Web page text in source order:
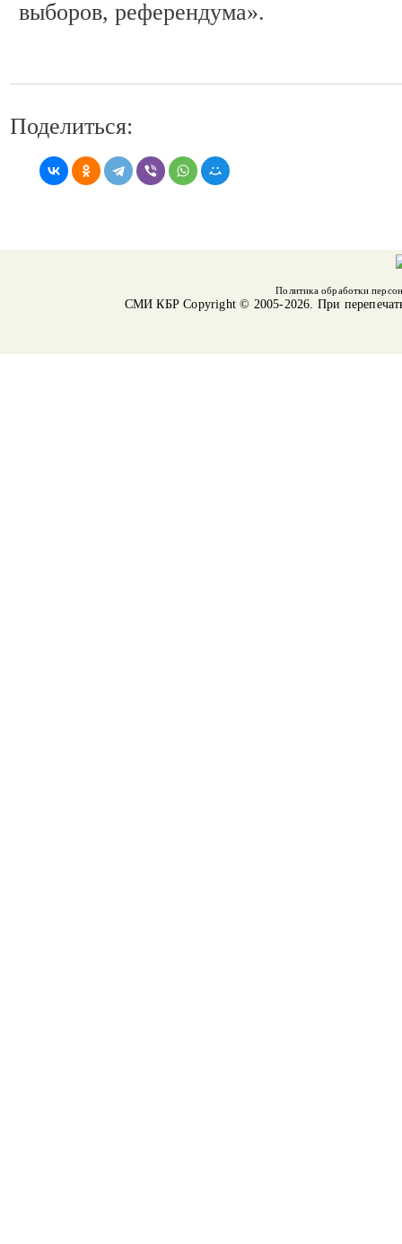
выборов, референдума».
Поделиться:
Политика обработки
СМИ КБРCopyright © 2005-2026. При